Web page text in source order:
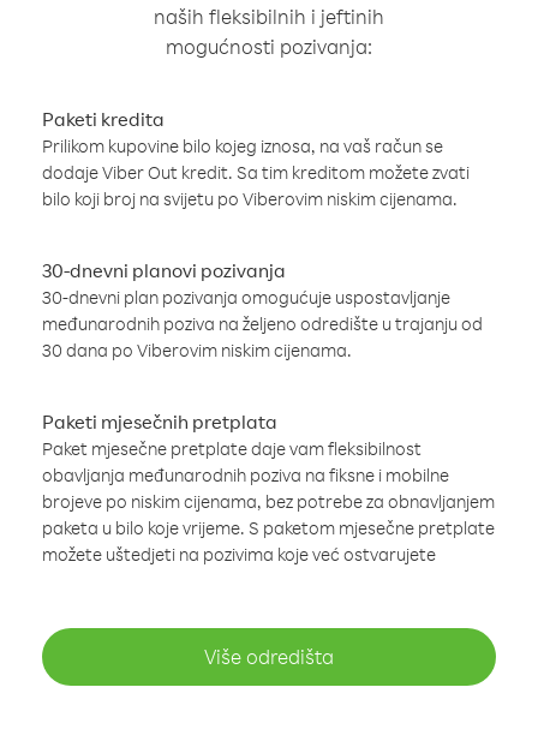
naših fleksibilnih i jeftinih
mogućnosti pozivanja:
Paketi kredita
Prilikom kupovine bilo kojeg iznosa, na vaš račun se
dodaje Viber Out kredit. Sa tim kreditom možete zvati
bilo koji broj na svijetu po Viberovim niskim cijenama.
30-dnevni planovi pozivanja
30-dnevni plan pozivanja omogućuje uspostavljanje
međunarodnih poziva na željeno odredište u trajanju od
30 dana po Viberovim niskim cijenama.
Paketi mjesečnih pretplata
Paket mjesečne pretplate daje vam fleksibilnost
obavljanja međunarodnih poziva na fiksne i mobilne
brojeve po niskim cijenama, bez potrebe za obnavljanjem
paketa u bilo koje vrijeme. S paketom mjesečne pretplate
možete uštedjeti na pozivima koje već ostvarujete
Više odredišta